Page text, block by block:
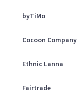
byTiMo
Cocoon Company
Ethnic Lanna
Fairtrade